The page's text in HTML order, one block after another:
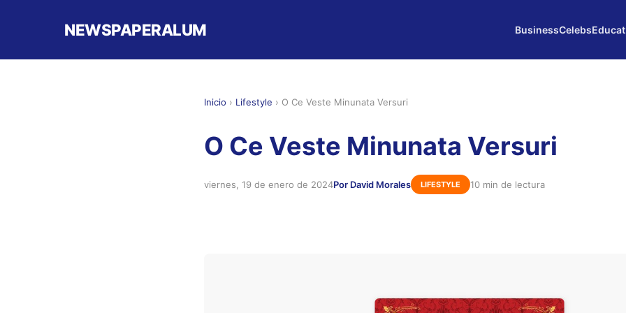
NEWSPAPERALUM BusinessCelebs
Inicio › Lifestyle › O Ce Veste Minunata Versuri
O Ce Veste Minunata Versuri
viernes, 19 de enero de 2024Por David Morales LIFESTYLE 10 min de lectura